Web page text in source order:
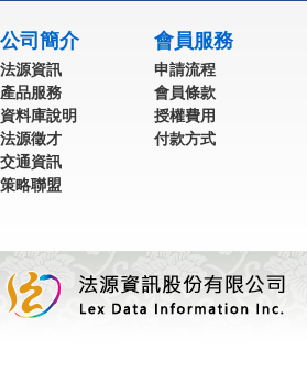
公司簡介
法源資訊
產品服務
資料庫說明
法源徵才
交通資訊
策略聯盟
會員服務
申請流程
會員條款
授權費用
付款方式